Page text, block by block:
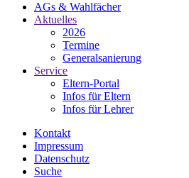
AGs & Wahlfächer
Aktuelles
2026
Termine
Generalsanierung
Service
Eltern-Portal
Infos für Eltern
Infos für Lehrer
Kontakt
Impressum
Datenschutz
Suche